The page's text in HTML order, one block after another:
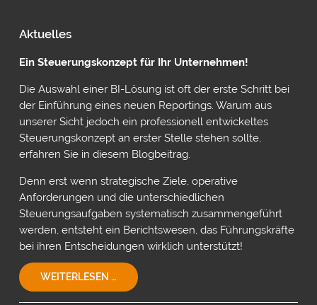
Aktuelles
Ein Steuerungskonzept für Ihr Unternehmen!
Die Auswahl einer BI-Lösung ist oft der erste Schritt bei
der Einführung eines neuen Reportings. Warum aus
unserer Sicht jedoch ein professionell entwickeltes
Steuerungskonzept an erster Stelle stehen sollte,
erfahren Sie in diesem Blogbeitrag.
Denn erst wenn strategische Ziele, operative
Anforderungen und die unterschiedlichen
Steuerungsaufgaben systematisch zusammengeführt
werden, entsteht ein Berichtswesen, das Führungskräfte
bei ihren Entscheidungen wirklich unterstützt!
WEITERLESEN …EIN
STEUERUNGSKONZEPT